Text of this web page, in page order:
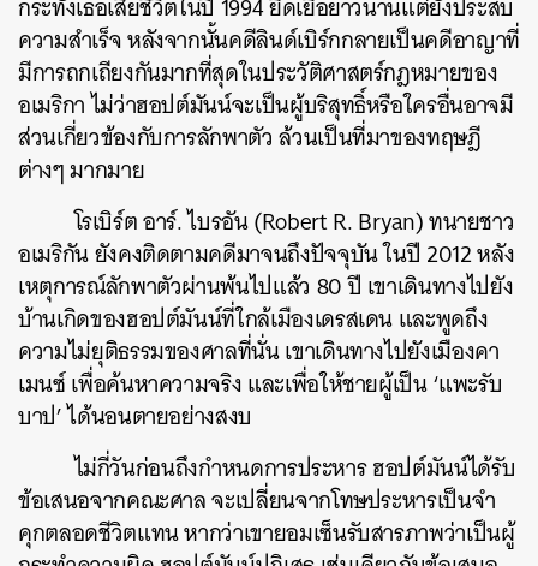
กระทั่งเธอเสียชีวิตในปี 1994 ยืดเยื้อยาวนานแต่ยังประสบ
ความสำเร็จ หลังจากนั้นคดีลินด์เบิร์กกลายเป็นคดีอาญาที่
มีการถกเถียงกันมากที่สุดในประวัติศาสตร์กฎหมายของ
อเมริกา ไม่ว่าฮอปต์มันน์จะเป็นผู้บริสุทธิ์หรือใครอื่นอาจมี
ส่วนเกี่ยวข้องกับการลักพาตัว ล้วนเป็นที่มาของทฤษฎี
ต่างๆ มากมาย
โรเบิร์ต อาร์. ไบรอัน (Robert R. Bryan) ทนายชาว
อเมริกัน ยังคงติดตามคดีมาจนถึงปัจจุบัน ในปี 2012 หลัง
เหตุการณ์ลักพาตัวผ่านพ้นไปแล้ว 80 ปี เขาเดินทางไปยัง
บ้านเกิดของฮอปต์มันน์ที่ใกล้เมืองเดรสเดน และพูดถึง
ความไม่ยุติธรรมของศาลที่นั่น เขาเดินทางไปยังเมืองคา
เมนซ์ เพื่อค้นหาความจริง และเพื่อให้ชายผู้เป็น ‘แพะรับ
บาป’ ได้นอนตายอย่างสงบ
ไม่กี่วันก่อนถึงกำหนดการประหาร ฮอปต์มันน์ได้รับ
ข้อเสนอจากคณะศาล จะเปลี่ยนจากโทษประหารเป็นจำ
คุกตลอดชีวิตแทน หากว่าเขายอมเซ็นรับสารภาพว่าเป็นผู้